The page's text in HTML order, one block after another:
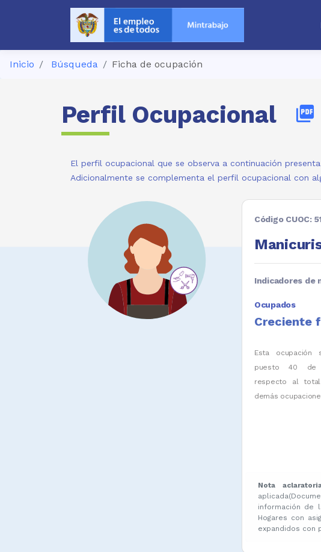
Inicio Búsqueda Ficha de ocupación
Perfil Ocupacional picture_as_pdf
El perfil ocupacional que se observa a continuación
Adicionalmente se complementa el perfil ocupacional con
Código CUOC:
Indicadores de
Ocupados
Creciente
Esta
puesto 40 de
respecto al
demás
Nota
información de
Hogares con
expandidos con